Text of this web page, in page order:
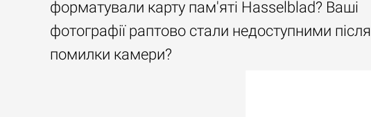
форматували карту пам'яті Hasselblad? Ваші
фотографії раптово стали недоступними після
помилки камери?